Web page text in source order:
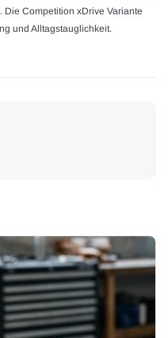
Die Competition xDrive Variante
und Alltagstauglichkeit.